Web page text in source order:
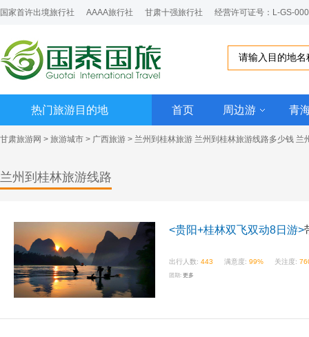
国家首许出境旅行社 AAAA旅行社 甘肃十强旅行社 经营许可证号：L-GS-
热门旅游目的地 首页 周边游 青
甘肃旅游网 > 旅游城市 > 广西旅游 > 兰州到桂林旅游 兰州到桂林旅游线路多少钱 兰
兰州到桂林旅游线路
<贵阳+桂林双飞双动8日游>
出行人数: 443 满意度: 99% 关注度:
团期: 更多